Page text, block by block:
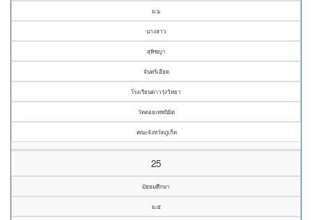
ม.๖
นางสาว
สุพิชญา
จันทร์เอียด
โรงเรียนดาวรุ่งวิทยา
วัดดอยเทพนิมิต
คณะจังหวัดภูเก็ต
25
มัธยมศึกษา
ม.๕